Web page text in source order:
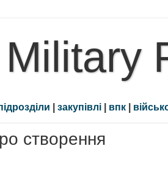
| закупівлі | впк |
створення